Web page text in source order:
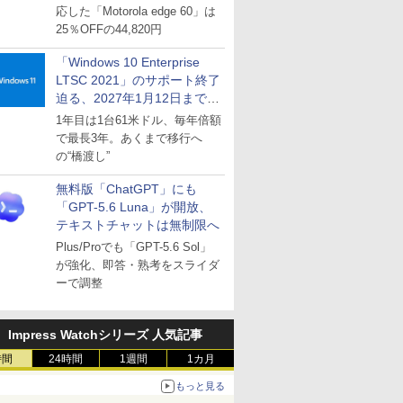
応した「Motorola edge 60」は
25％OFFの44,820円
「Windows 10 Enterprise
LTSC 2021」のサポート終了
迫る、2027年1月12日まで
～ESUは9月1日から販売
1年目は1台61米ドル、毎年倍額
で最長3年。あくまで移行へ
の“橋渡し”
無料版「ChatGPT」にも
「GPT-5.6 Luna」が開放、
テキストチャットは無制限へ
Plus/Proでも「GPT-5.6 Sol」
が強化、即答・熟考をスライダ
ーで調整
Impress Watchシリーズ 人気記事
24時間 1週間 1カ月
もっと見る